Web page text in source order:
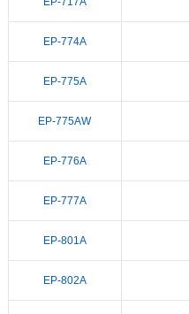
EP-774A
EP-775A
EP-775AW
EP-776A
EP-777A
EP-801A
EP-802A